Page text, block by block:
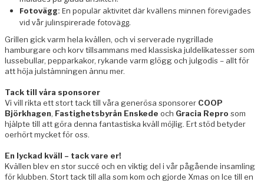
Fotovägg: En populär aktivitet där kvällens minnen förevigades
vid vår julinspirerade fotovägg.
Grillen gick varm hela kvällen, och vi serverade nygrillade
hamburgare och korv tillsammans med klassiska juldelikatesser som
lussebullar, pepparkakor, rykande varm glögg och julgodis – allt för
att höja julstämningen ännu mer.
Tack till våra sponsorer
Vi vill rikta ett stort tack till våra generösa sponsorer COOP
Björkhagen, Fastighetsbyrån Enskede och Gracia Repro som
hjälpte till att göra denna fantastiska kväll möjlig. Ert stöd betyder
oerhört mycket för oss.
En lyckad kväll – tack vare er!
Kvällen blev en stor succé och en viktig del i vår pågående insamling
för klubben. Stort tack till alla som kom och gjorde Xmas on Ice till en